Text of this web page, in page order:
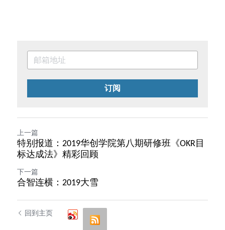
订阅
上一篇
特别报道：2019华创学院第八期研修班《OKR目
标达成法》精彩回顾
下一篇
合智连横：2019大雪
回到主页